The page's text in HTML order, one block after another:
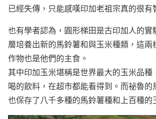
已經失傳，只能感嘆印加老祖宗真的很有
也有學者認為， 圓形梯田是古印加人的實
層培養出新的馬鈴薯和與玉米種類， 這兩
作物也是他們的主食。
其中印加玉米堪稱是世界最大的玉米品種
喝的飲料，在超市都能看得到。而祕魯的
也保存了八千多種的馬鈴薯種和上百種的